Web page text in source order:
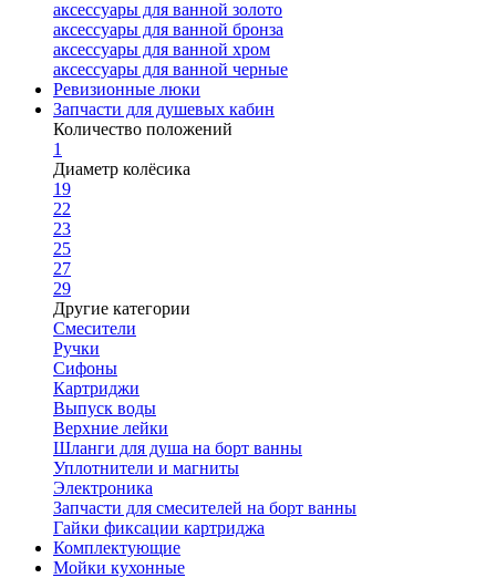
аксессуары для ванной золото
аксессуары для ванной бронза
аксессуары для ванной хром
аксессуары для ванной черные
Ревизионные люки
Запчасти для душевых кабин
Количество положений
1
Диаметр колёсика
19
22
23
25
27
29
Другие категории
Смесители
Ручки
Сифоны
Картриджи
Выпуск воды
Верхние лейки
Шланги для душа на борт ванны
Уплотнители и магниты
Электроника
Запчасти для смесителей на борт ванны
Гайки фиксации картриджа
Комплектующие
Мойки кухонные